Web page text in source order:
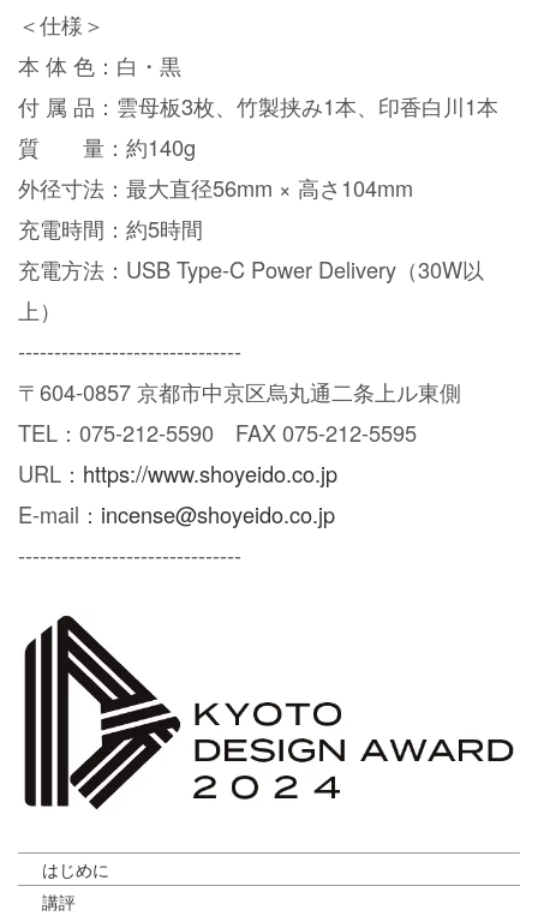
＜仕様＞
本 体 色：白・黒
付 属 品：雲母板3枚、竹製挟み1本、印香白川1本
質 量：約140g
外径寸法：最大直径56mm × 高さ104mm
充電時間：約5時間
充電方法：USB Type-C Power Delivery（30W以
上）
-------------------------------
〒604-0857 京都市中京区烏丸通二条上ル東側
TEL：075-212-5590 FAX 075-212-5595
URL： https://www.shoyeido.co.jp
E-mail： incense@shoyeido.co.jp
-------------------------------
はじめに
講評